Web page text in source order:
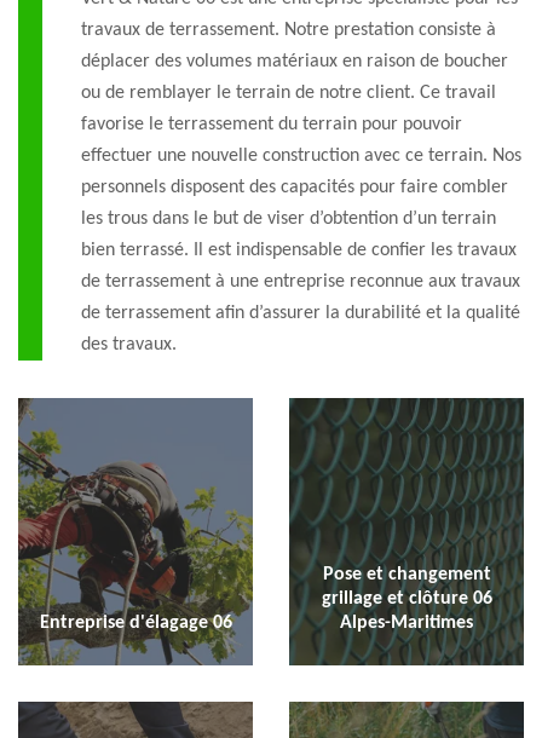
travaux de terrassement. Notre prestation consiste à
déplacer des volumes matériaux en raison de boucher
ou de remblayer le terrain de notre client. Ce travail
favorise le terrassement du terrain pour pouvoir
effectuer une nouvelle construction avec ce terrain. Nos
personnels disposent des capacités pour faire combler
les trous dans le but de viser d’obtention d’un terrain
bien terrassé. Il est indispensable de confier les travaux
de terrassement à une entreprise reconnue aux travaux
de terrassement afin d’assurer la durabilité et la qualité
des travaux.
Entreprise d'élagage 06
Pose et changement
grillage et clôture 06
Alpes-Maritimes